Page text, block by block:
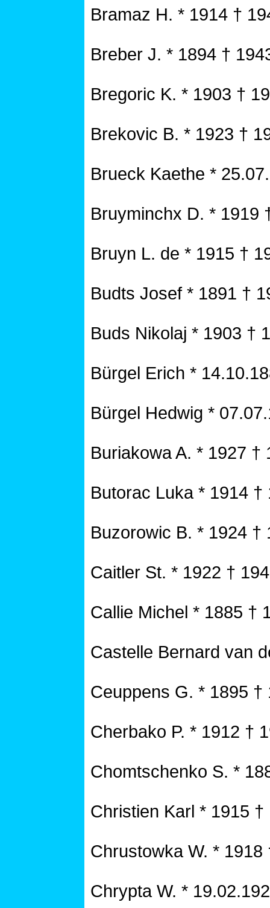
Bramaz H. * 1914 †
Breber J. * 1894 †
Bregoric K. * 1903 †
Brekovic B. * 1923 †
Brueck Kaethe *
Bruyminchx D. * 1919
Bruyn L. de * 1915 †
Budts Josef * 1891 †
Buds Nikolaj * 1903 †
Bürgel Erich *
Bürgel Hedwig *
Buriakowa A. * 1927 †
Butorac Luka * 1914 †
Buzorowic B. * 1924 †
Caitler St. * 1922 †
Callie Michel * 1885 †
Castelle Bernard van
Ceuppens G. * 1895 †
Cherbako P. * 1912 †
Chomtschenko S. *
Christien Karl * 1915 †
Chrustowka W. * 1918
Chrypta W. *